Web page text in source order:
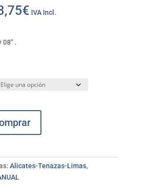
€Rango
13,75€
IVA Incl.
.
Alicates-Tenazas-Limas,